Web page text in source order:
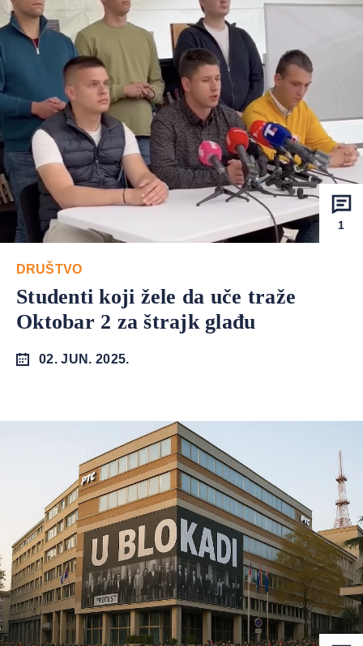
1
DRUŠTVO
Studenti koji žele da uče traže
Oktobar 2 za štrajk glađu
02. JUN. 2025.